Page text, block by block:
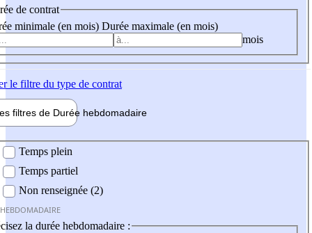
de contrat
minimale (en mois) Durée maximale (en mois)
mois
le filtre du type de contrat
filtres de Durée hebdomadaire
Temps plein
Temps partiel
Non renseignée (2)
la durée hebdomadaire :